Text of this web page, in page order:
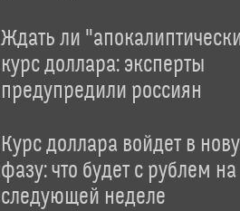
Ждать ли
курс доллара: эксперты
предупредили россиян
Курс доллара войдет в
фазу: что будет с рублем на
следующей неделе